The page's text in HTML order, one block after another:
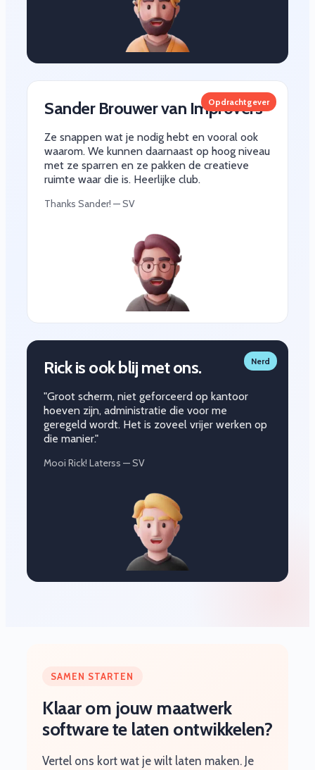
Sander Brouwer van Improvers
Ze snappen wat je nodig hebt en vooral ook
waarom. We kunnen daarnaast op hoog niveau
met ze sparren en ze pakken de creatieve
ruimte waar die is. Heerlijke club.
Thanks Sander! — SV
Opdrachtgever
Rick is ook blij met ons.
"Groot scherm, niet geforceerd op kantoor
hoeven zijn, administratie die voor me
geregeld wordt. Het is zoveel vrijer werken op
die manier."
Mooi Rick! Laterss — SV
Nerd
SAMEN STARTEN
Klaar om jouw maatwerk
software te laten ontwikkelen?
Vertel ons kort wat je wilt laten maken. Je